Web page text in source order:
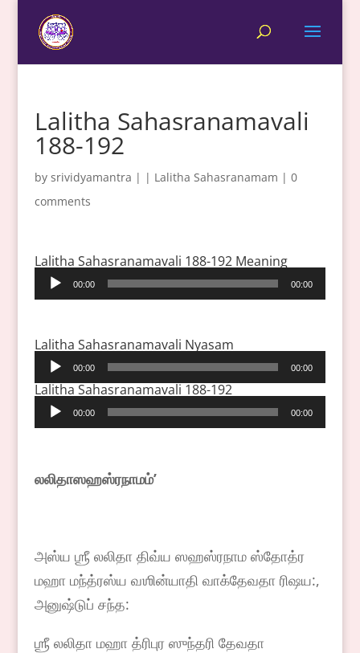
Lalitha Sahasranamavali
188-192
by srividyamantra | | Lalitha Sahasranamam | 0
comments
Lalitha Sahasranamavali 188-192 Meaning
Audio
Player
00:00 00:00
Lalitha Sahasranamavali Nyasam
Audio
Player
00:00 00:00
Lalitha Sahasranamavali 188-192
Audio
Player
00:00 00:00
லலிதாஸஹஸ்ரநாமம்ʼ
அஸ்ய ஶ்ரீ லலிதா திவ்ய ஸஹஸ்ரநாம ஸ்தோத்ர
மஹா மந்த்ரஸ்ய வஶின்யாதி வாக்தேவதா ரிஷய:,
அனுஷ்டுப் சந்த:
ஶ்ரீ லலிதா மஹா த்ரிபுர ஸுந்தரி தேவதா